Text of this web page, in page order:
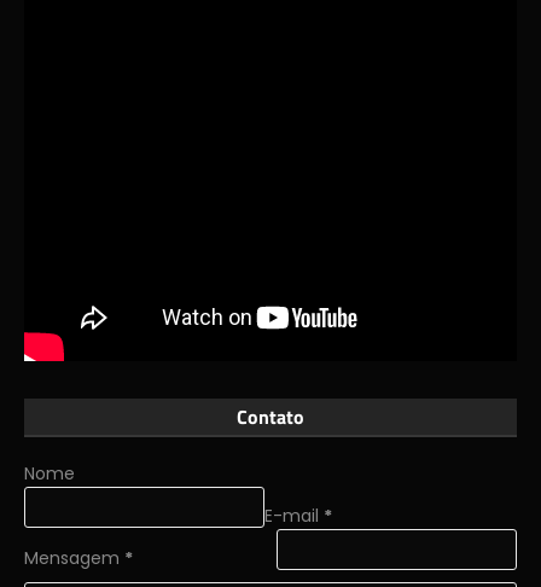
Contato
Nome
E-mail *
Mensagem *